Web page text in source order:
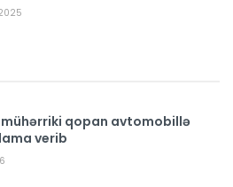
mühərriki qopan avtomobillə
verib